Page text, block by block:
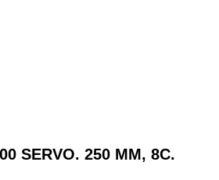
SERVO. 250 ММ, 8C.